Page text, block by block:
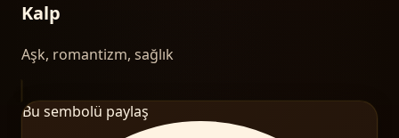
Kalp
Aşk, romantizm, sağlık
Bu sembolü paylaş